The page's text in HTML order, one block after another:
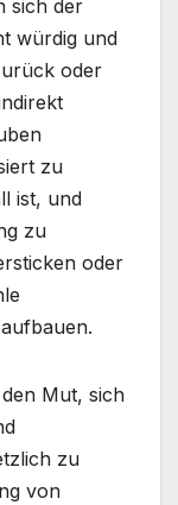
sich der
würdig und
oder
zu
ist, und
zu
oder
Mut, sich
zu
von